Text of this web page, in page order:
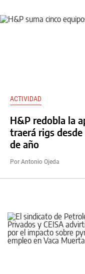
ACTIVIDAD
H&P redobla la
traerá rigs
de año
Por Antonio Ojeda